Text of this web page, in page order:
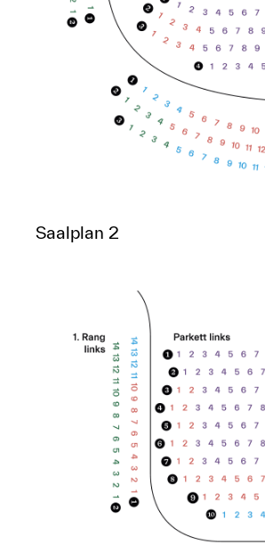
Saalplan 2